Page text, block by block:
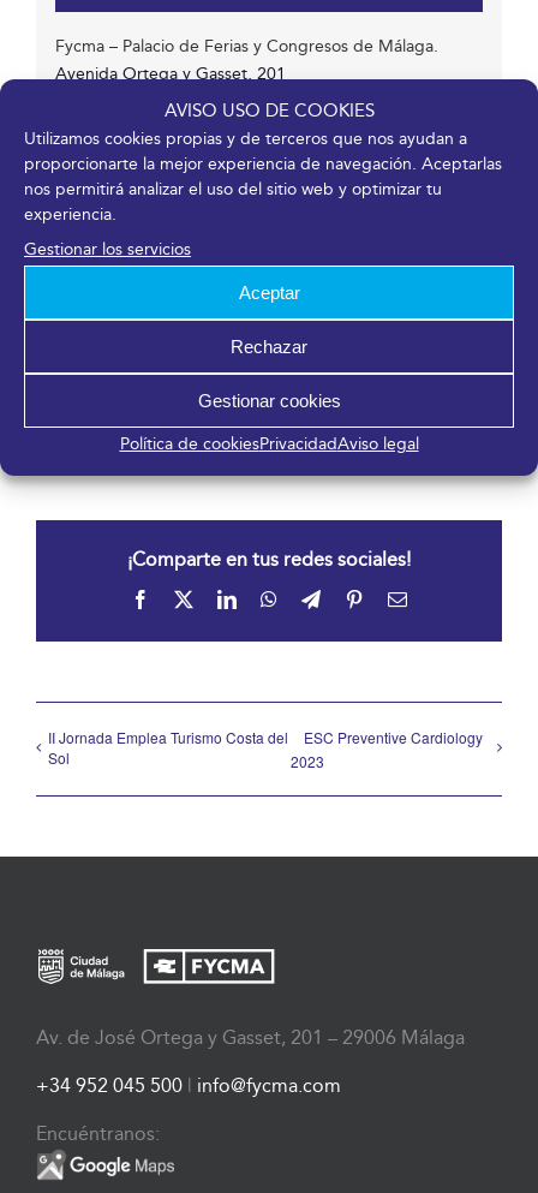
AVISO USO DE COOKIES
Utilizamos cookies propias y de terceros que nos ayudan a
proporcionarte la mejor experiencia de navegación. Aceptarlas
nos permitirá analizar el uso del sitio web y optimizar tu
experiencia.
Gestionar los servicios
Aceptar
Rechazar
Gestionar cookies
Política de cookiesPrivacidadAviso legal
Fycma – Palacio de Ferias y Congresos de Málaga.
Avenida Ortega y Gasset, 201
Málaga 29006 España
Organizador
MPI Iberian Chapter
674 350 820
Ver el sitio web del Organizador
¡Comparte en tus redes sociales!
Facebook LinkedInWhatsApp
TelegramPinterestCorreo
II Jornada Emplea Turismo Costa del
Sol
ESC Preventive Cardiology
2023
Av. de José Ortega y Gasset, 201 – 29006 Málaga
+34 952 045 500 info@fycma.com
Encuéntranos: